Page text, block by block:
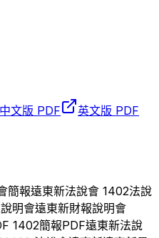
中文版 PDF 英文版 PDF
簡報遠東新法說會 1402法說
明會遠東新財報說明會
1402簡報PDF遠東新法說